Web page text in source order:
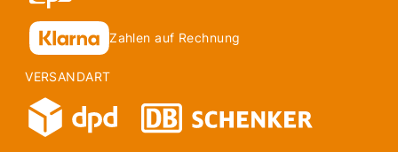
Zahlen auf Rechnung
VERSANDART